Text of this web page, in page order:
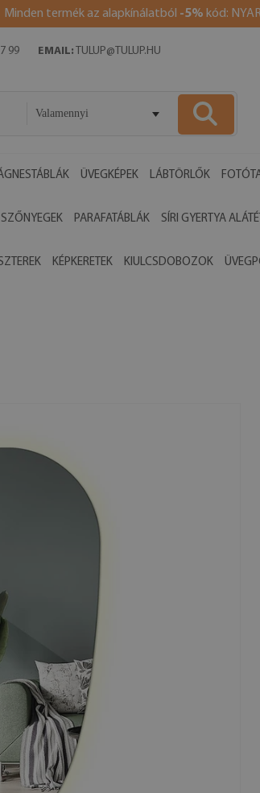
Minden termék az alapkínálatból -5% kód:
99 EMAIL: TULUP@TULUP.HU
Valamennyi
ÜVEGKÉPEK LÁBTÖRLŐK
PARAFATÁBLÁK SÍRI GYERTYA
KÉPKERETEK KIULCSDOBOZOK